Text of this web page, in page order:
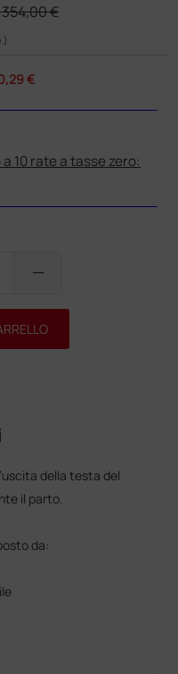
354,00 €
€
10 rate a tasse zero:
remove
della testa del
il parto.
da: